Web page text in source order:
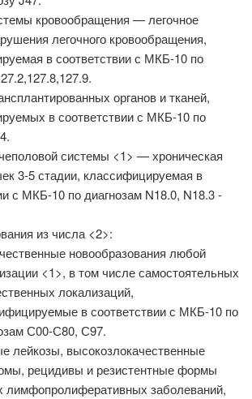
кровообращения — легочное
легочного кровообращения,
в соответствии с МКБ-10 по
органов и тканей,
в соответствии с МКБ-10 по
системы <1> — хроническая
3-5 стадии, классифицируемая в
с МКБ-10 по диагнозам N18.0, N18.3 -
из числа <2>:
новообразования любой
<1>, в том числе самостоятельных
локализаций,
в соответствии с МКБ-10 по
С00-С80, С97.
лейкозы, высокозлокачественные
рецидивы и резистентные формы
лимфопролиферативных заболеваний,